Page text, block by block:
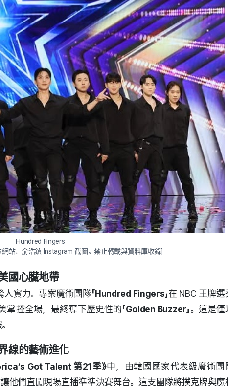
Hundred Fingers
網站、俞浩鎮 Instagram 截圖。禁止轉載與資料庫收錄]
國心臟地帶
人實力。專案魔術團隊「Hundred Fingers」在 NBC 王牌選
掌控全場，最終奪下歷史性的「Golden Buzzer」。這是僅
線的藝術進化
Got Talent 第21季》中，由韓國國家代表級魔術團
他們直闖現場直播準準決賽舞台。這支團隊將撲克牌與魔